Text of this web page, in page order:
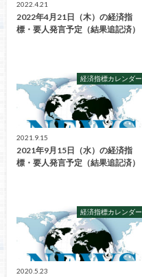
2022.4.21
2022年4月21日（木）の経済指
標・要人発言予定（結果追記済）
経済指標カレンダー
2021.9.15
2021年9月15日（水）の経済指
標・要人発言予定（結果追記済）
経済指標カレンダー
2020.5.23